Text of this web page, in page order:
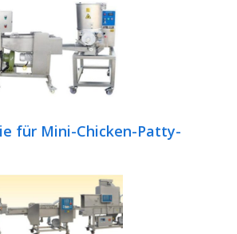
für Mini-Chicken-Patty-